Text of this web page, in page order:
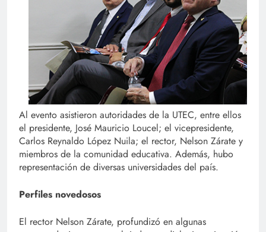
Al evento asistieron autoridades de la UTEC, entre ellos
el presidente, José Mauricio Loucel; el vicepresidente,
Carlos Reynaldo López Nuila; el rector, Nelson Zárate y
miembros de la comunidad educativa. Además, hubo
representación de diversas universidades del país.
Perfiles novedosos
El rector Nelson Zárate, profundizó en algunas